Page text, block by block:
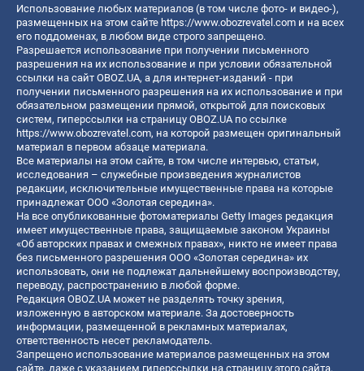
Использование любых материалов (в том числе фото- и видео-),
размещенных на этом сайте https://www.obozrevatel.com и на всех
его поддоменах, в любом виде строго запрещено.
Разрешается использование при получении письменного
разрешения на их использование и при условии обязательной
ссылки на сайт OBOZ.UA, а для интернет-изданий - при
получении письменного разрешения на их использование и при
обязательном размещении прямой, открытой для поисковых
систем, гиперссылки на страницу OBOZ.UA по ссылке
https://www.obozrevatel.com, на которой размещен оригинальный
материал в первом абзаце материала.
Все материалы на этом сайте, в том числе интервью, статьи,
исследования – служебные произведения журналистов
редакции, исключительные имущественные права на которые
принадлежат ООО «Золотая середина».
На все опубликованные фотоматериалы Getty Images редакция
имеет имущественные права, защищаемые законом Украины
«Об авторских правах и смежных правах», никто не имеет права
без письменного разрешения ООО «Золотая середина» их
использовать, они не подлежат дальнейшему воспроизводству,
переводу, распространению в любой форме.
Редакция OBOZ.UA может не разделять точку зрения,
изложенную в авторском материале. За достоверность
информации, размещенной в рекламных материалах,
ответственность несет рекламодатель.
Запрещено использование материалов размещенных на этом
сайте, даже с указанием гиперссылки на страницу этого сайта,